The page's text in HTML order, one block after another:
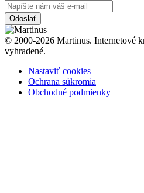
Odoslať
© 2000-2026 Martinus. Internetové
vyhradené.
Nastaviť cookies
Ochrana súkromia
Obchodné podmienky